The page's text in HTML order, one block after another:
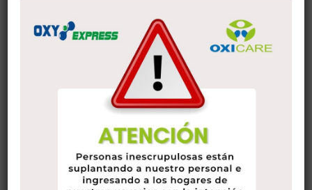
Gérer Eux
10 de noviembre de 2022
Comme la majorité des situations dans la vie quotidienne,
rencontres en ligne ses propres bas et hauts. Les hauts
sont stimulants, exaltants et heureux – les bas ont tendance
à être décourageant, décourageant et décourageant. Vous
ne pouvez pas gratuit votre vie de bas entièrement, mais les
dateurs experts comprennent que qu’il est possible de
transformer les bas en ups normalement autant que